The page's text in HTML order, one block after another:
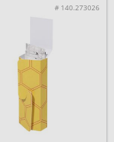
# 140.273026